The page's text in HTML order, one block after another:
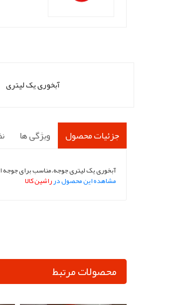
آبخوری یک لیتری
جزئیات محصول ویژگی ها
آبخوری یک لیتری جوجه.مناسب برای جوجه
مشاهده این محصول درراشین کالا
محصولات مرتبط